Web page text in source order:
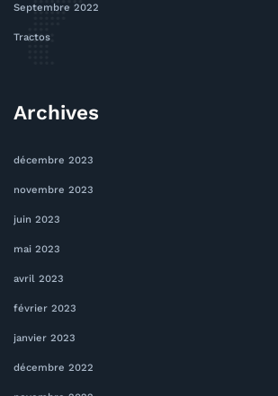
Septembre 2022
Tractos
Archives
décembre 2023
novembre 2023
juin 2023
mai 2023
avril 2023
février 2023
janvier 2023
décembre 2022